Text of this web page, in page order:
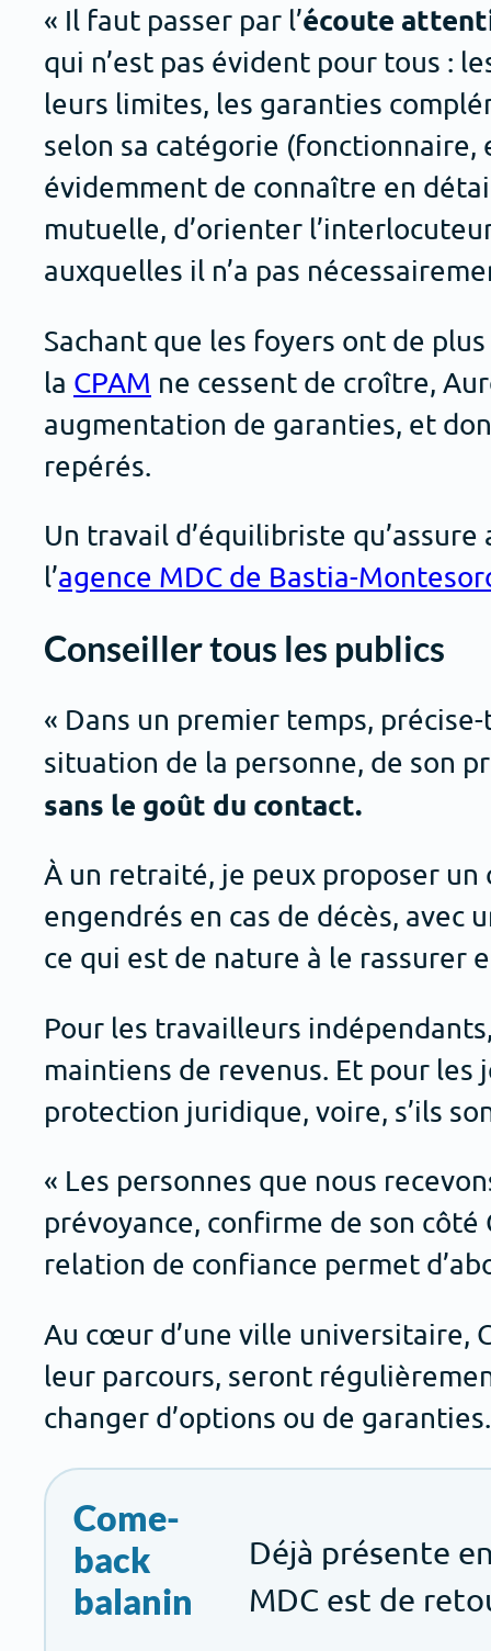
« Il faut passer par l’écoute
qui n’est pas évident pour tous :
leurs limites, les garanties
selon sa catégorie
évidemment de connaître en
mutuelle, d’orienter
auxquelles il n’a pas
Sachant que les foyers ont de
la CPAM ne cessent de croître,
augmentation de garanties, et
repérés.
Un travail d’équilibriste
l’agence MDC de Bastia-
Conseiller tous les publics
« Dans un premier temps,
situation de la personne, de son
sans le goût du contact.
À un retraité, je peux proposer
engendrés en cas de décès,
ce qui est de nature à le rassurer
Pour les travailleurs
maintiens de revenus. Et pour les
protection juridique, voire, s’ils
« Les personnes que nous
prévoyance, confirme de son
relation de confiance permet
Au cœur d’une ville universitaire,
leur parcours, seront
changer d’options ou de
Come-
back
balanin
Déjà présente
MDC est de